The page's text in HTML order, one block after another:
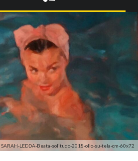
SARAH-LEDDA-Beata-solitudo-2018-olio-su-tela-cm-60x72